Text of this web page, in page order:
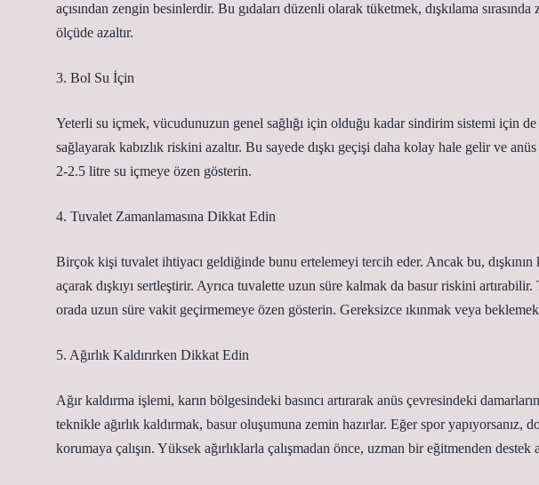
açısından zengin besinlerdir. Bu gıdaları düzenli olarak tüketmek, dışkılama
ölçüde azaltır.
3. Bol Su İçin
Yeterli su içmek, vücudunuzun genel sağlığı için olduğu kadar sindirim sistemi için de
sağlayarak kabızlık riskini azaltır. Bu sayede dışkı geçişi daha kolay hale gelir ve
2-2.5 litre su içmeye özen gösterin.
4. Tuvalet Zamanlamasına Dikkat Edin
Birçok kişi tuvalet ihtiyacı geldiğinde bunu ertelemeyi tercih eder. Ancak bu, dışkının
açarak dışkıyı sertleştirir. Ayrıca tuvalette uzun süre kalmak da basur riskini
orada uzun süre vakit geçirmemeye özen gösterin. Gereksizce ıkınmak veya
5. Ağırlık Kaldırırken Dikkat Edin
Ağır kaldırma işlemi, karın bölgesindeki basıncı artırarak anüs çevresindeki
teknikle ağırlık kaldırmak, basur oluşumuna zemin hazırlar. Eğer spor
korumaya çalışın. Yüksek ağırlıklarla çalışmadan önce, uzman bir eğitmenden destek